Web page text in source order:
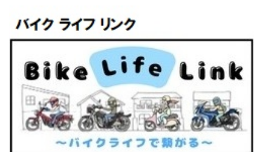
15位 ほんまもん商会